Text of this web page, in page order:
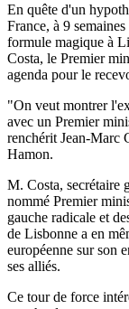
En quête d'un
France, à 9
formule magique à
Costa, le Premier
agenda pour le
"On veut montrer
avec un Premier
renchérit Jean-Marc
Hamon.
M. Costa, secrétaire
nommé Premier
gauche radicale et
de Lisbonne a en
européenne sur son
ses alliés.
Ce tour de force